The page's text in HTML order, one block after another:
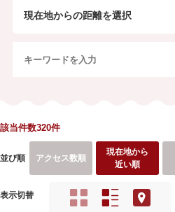
現在地からの距離を選択
該当件数320件
並び順 アクセス数順
現在地から
近い順
表示切替